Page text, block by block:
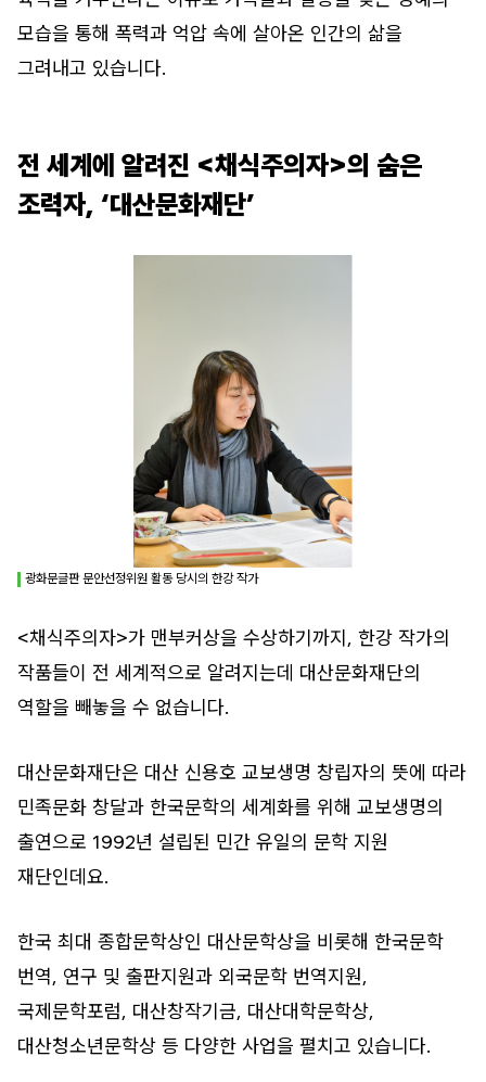
모습을 통해 폭력과 억압 속에 살아온 인간의 삶을
그려내고 있습니다.
전 세계에 알려진 <채식주의자>의 숨은
조력자, ‘대산문화재단’
광화문글판 문안선정위원 활동 당시의 한강 작가
<채식주의자>가 맨부커상을 수상하기까지, 한강 작가의
작품들이 전 세계적으로 알려지는데 대산문화재단의
역할을 빼놓을 수 없습니다.
대산문화재단은 대산 신용호 교보생명 창립자의 뜻에 따라
민족문화 창달과 한국문학의 세계화를 위해 교보생명의
출연으로 1992년 설립된 민간 유일의 문학 지원
재단인데요.
한국 최대 종합문학상인 대산문학상을 비롯해 한국문학
번역, 연구 및 출판지원과 외국문학 번역지원,
국제문학포럼, 대산창작기금, 대산대학문학상,
대산청소년문학상 등 다양한 사업을 펼치고 있습니다.